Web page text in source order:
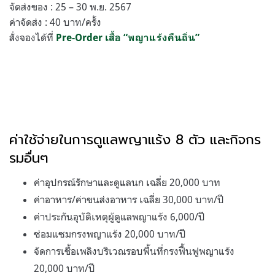
จัดส่งของ : 25 – 30 พ.ย. 2567
ค่าจัดส่ง : 40 บาท/ครั้ง
สั่งจองได้ที่ Pre-Order เสื้อ “พญาแร้งคืนถิ่น”
ค่าใช้จ่ายในการดูแลพญาแร้ง 8 ตัว และกิจกร
รมอื่นๆ
ค่าอุปกรณ์รักษาและดูแลนก เฉลี่ย 20,000 บาท
ค่าอาหาร/ค่าขนส่งอาหาร เฉลี่ย 30,000 บาท/ปี
ค่าประกันอุบัติเหตุผู้ดูแลพญาแร้ง 6,000/ปี
ซ่อมแซมกรงพญาแร้ง 20,000 บาท/ปี
จัดการเชื้อเพลิงบริเวณรอบพื้นที่กรงฟื้นฟูพญาแร้ง
20,000 บาท/ปี